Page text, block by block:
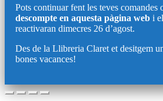
Pots continuar fent les teves comandes
descompte en aquesta pàgina web i
reactivaran dimecres 26 d’agost.
Des de la Llibreria Claret et desitgem
bones vacances!